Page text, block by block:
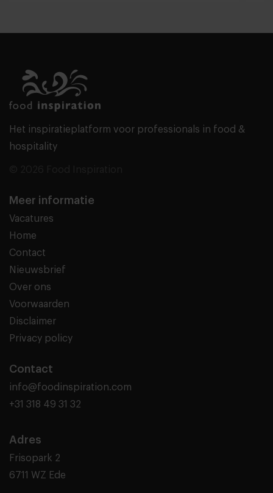
Het inspiratieplatform voor professionals in food &
hospitality
Meer informatie
Vacatures
Home
Contact
Nieuwsbrief
Over ons
Voorwaarden
Disclaimer
Privacy policy
Contact
info@foodinspiration.com
+31 318 49 31 32
Adres
Frisopark 2
6711 WZ Ede